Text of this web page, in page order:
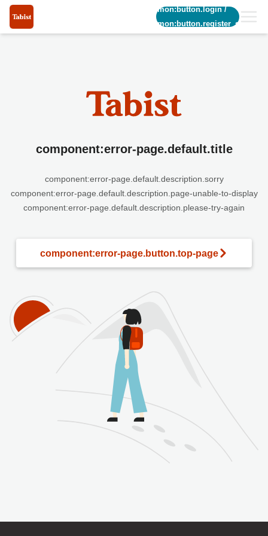
common:button.login/
common:button.register_short
component:error-page.default.title
component:error-page.default.description.sorry
component:error-page.default.description.page-unable-to-display
component:error-page.default.description.please-try-again
component:error-page.button.top-page